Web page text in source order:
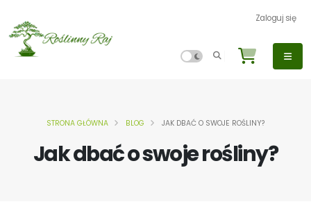
Zaloguj się
STRONA GŁÓWNA BLOG JAK DBAĆ O SWOJE ROŚLINY?
Jak dbać o swoje rośliny?